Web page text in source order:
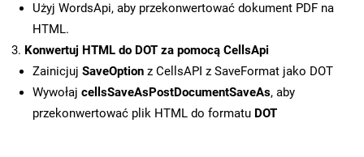
Użyj WordsApi, aby przekonwertować dokument PDF na
HTML.
Konwertuj HTML do DOT za pomocą CellsApi
Zainicjuj SaveOption z CellsAPI z SaveFormat jako DOT
Wywołaj cellsSaveAsPostDocumentSaveAs, aby
przekonwertować plik HTML do formatu DOT